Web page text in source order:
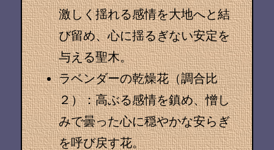
激しく揺れる感情を大地へと結
び留め、心に揺るぎない安定を
与える聖木。
ラベンダーの乾燥花（調合比
２）：高ぶる感情を鎮め、憎し
みで曇った心に穏やかな安らぎ
を呼び戻す花。